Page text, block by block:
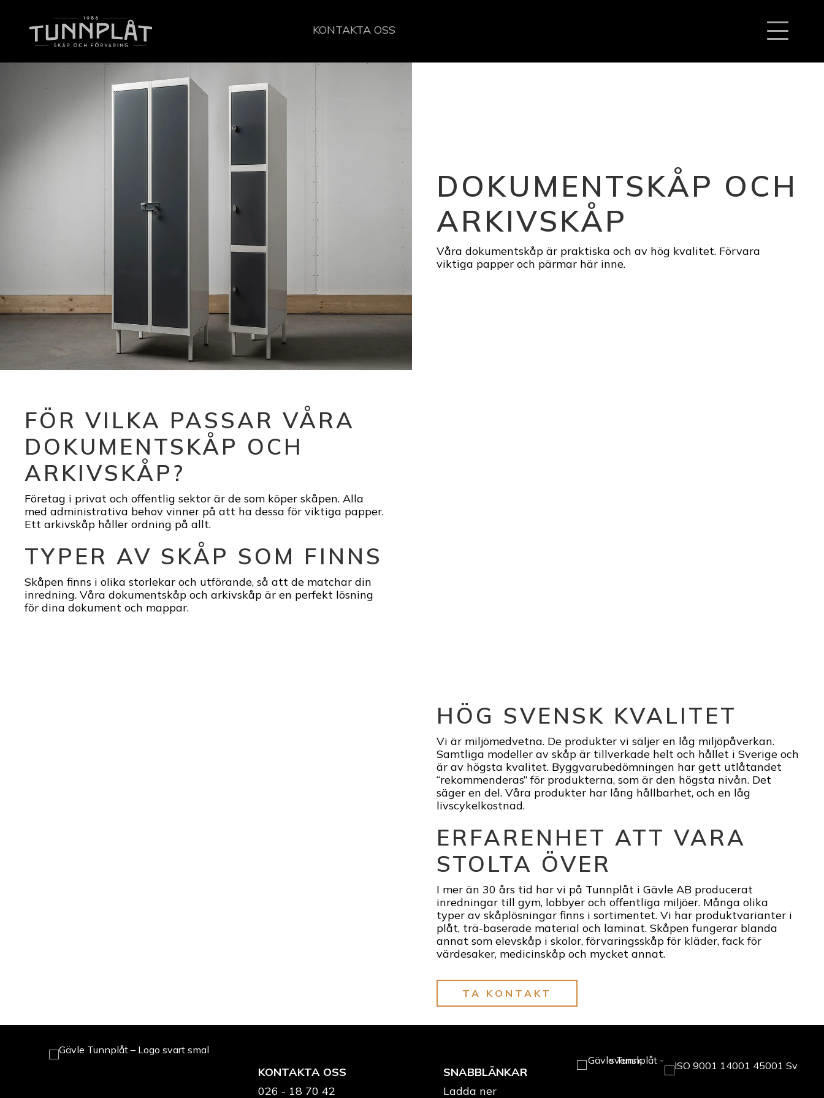
KONTAKTA OSS
DOKUMENTSKÅP OCH
ARKIVSKÅP
Våra dokumentskåp är praktiska och av hög kvalitet. Förvara
viktiga papper och pärmar här inne.
FÖR VILKA PASSAR VÅRA
DOKUMENTSKÅP OCH
ARKIVSKÅP?
Företag i privat och offentlig sektor är de som köper skåpen. Alla
med administrativa behov vinner på att ha dessa för viktiga papper.
Ett arkivskåp håller ordning på allt.
TYPER AV SKÅP SOM FINNS
Skåpen finns i olika storlekar och utförande, så att de matchar din
inredning. Våra dokumentskåp och arkivskåp är en perfekt lösning
för dina dokument och mappar.
HÖG SVENSK KVALITET
Vi är miljömedvetna. De produkter vi säljer en låg miljöpåverkan.
Samtliga modeller av skåp är tillverkade helt och hållet i Sverige och
är av högsta kvalitet. Byggvarubedömningen har gett utlåtandet
“rekommenderas” för produkterna, som är den högsta nivån. Det
säger en del. Våra produkter har lång hållbarhet, och en låg
livscykelkostnad.
ERFARENHET ATT VARA
STOLTA ÖVER
I mer än 30 års tid har vi på Tunnplåt i Gävle AB producerat
inredningar till gym, lobbyer och offentliga miljöer. Många olika
typer av skåplösningar finns i sortimentet. Vi har produktvarianter i
plåt, trä-baserade material och laminat. Skåpen fungerar blanda
annat som elevskåp i skolor, förvaringsskåp för kläder, fack för
värdesaker, medicinskåp och mycket annat.
TA KONTAKT
KONTAKTA OSS
026 - 18 70 42
SNABBLÄNKAR
Ladda ner